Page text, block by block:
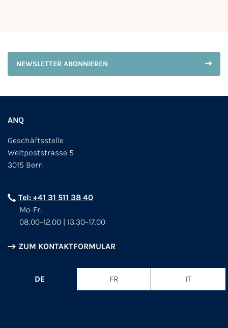
NEWSLETTER ABONNIEREN
ANQ
Geschäftsstelle
Weltpoststrasse 5
3015 Bern
Tel: +41 31 511 38 40
Mo-Fr:
08.00–12.00 | 13.30–17.00
ZUM KONTAKTFORMULAR
DE FR IT